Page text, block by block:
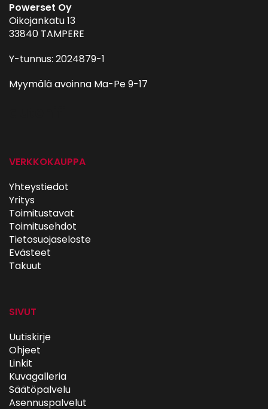
Powerset Oy
Oikojankatu 13
33840 TAMPERE
Y-tunnus: 2024879-1
Myymälä avoinna Ma-Pe 9-17
VERKKOKAUPPA
Yhteystiedot
Yritys
Toimitustavat
Toimitusehdot
Tietosuojaseloste
Evästeet
Takuut
SIVUT
Uutiskirje
Ohjeet
Linkit
Kuvagalleria
Säätöpalvelu
Asennuspalvelut